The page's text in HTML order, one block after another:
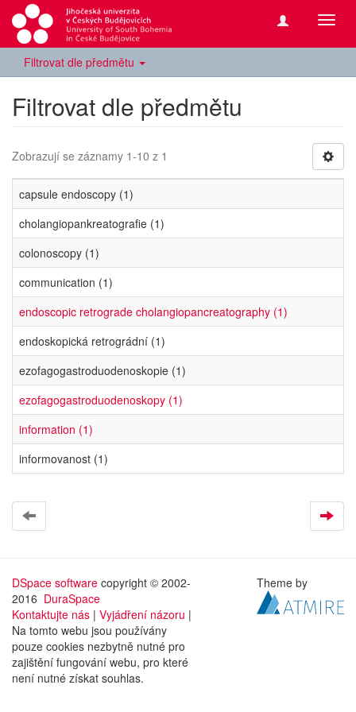
Filtrovat dle předmětu
Filtrovat dle předmětu
Zobrazují se záznamy 1-10 z 1
capsule endoscopy (1)
cholangiopankreatografie (1)
colonoscopy (1)
communication (1)
endoscopic retrograde cholangiopancreatography (1)
endoskopická retrográdní (1)
ezofagogastroduodenoskopie (1)
ezofagogastroduodenoskopy (1)
information (1)
informovanost (1)
DSpace software copyright © 2002-
2016 DuraSpace
Kontaktujte nás | Vyjádření názoru |
Na tomto webu jsou používány
pouze cookies nezbytně nutné pro
zajištění fungování webu, pro které
není nutné získat souhlas.
Theme by